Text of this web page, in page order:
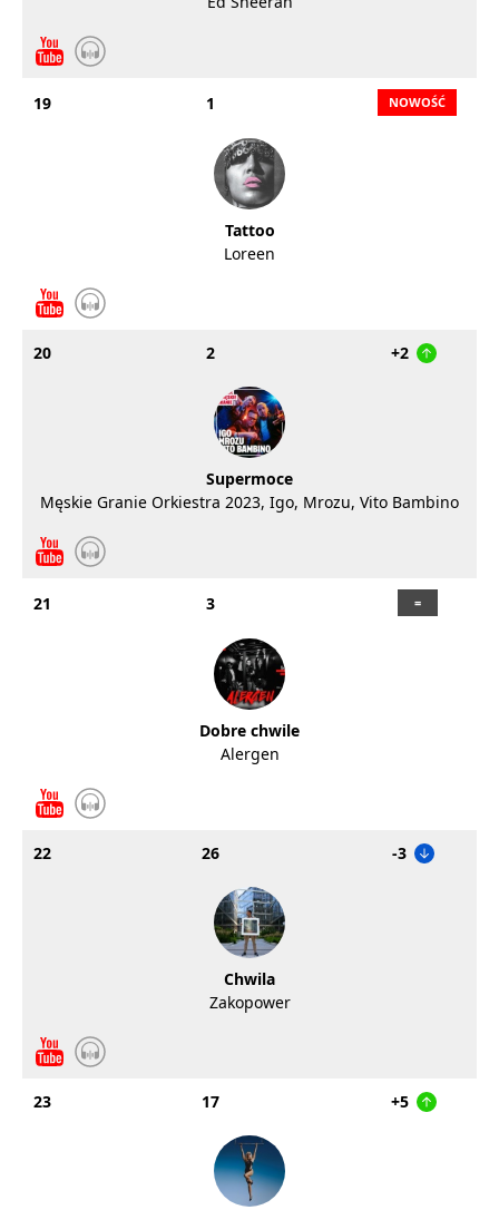
19 1
Tattoo
Loreen
20 2 +2
Supermoce
Męskie Granie Orkiestra 2023, Igo, Mrozu, Vito Bambino
21 3
Dobre chwile
Alergen
22 26 -3
Chwila
Zakopower
23 17 +5